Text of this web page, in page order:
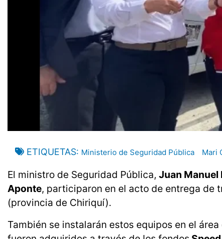
ETIQUETAS Ministerio de Seguridad Pública Mari
El ministro de Seguridad Pública, Juan Manuel
Aponte, participaron en el acto de entrega de
(provincia de Chiriquí).
También se instalarán estos equipos en el